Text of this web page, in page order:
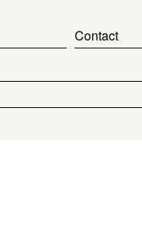
Contact